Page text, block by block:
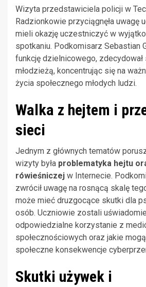
Wizyta przedstawiciela policji w
Radzionkowie przyciągnęła uwagę
mieli okazję uczestniczyć w
spotkaniu. Podkomisarz Sebastian
funkcję dzielnicowego,
młodzieżą, koncentrując się na
życia społecznego młodych ludzi.
Walka z hejtem i
sieci
Jednym z głównych tematów
wizyty była problematyka hejtu
rówieśniczej w Internecie.
zwrócił uwagę na rosnącą skalę
może mieć druzgocące skutki dla
osób. Uczniowie zostali
odpowiedzialne korzystanie z
społecznościowych oraz jakie
społeczne konsekwencje
Skutki używek i